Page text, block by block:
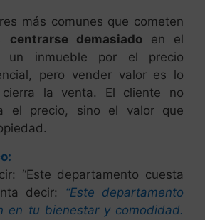
más comunes que cometen
centrarse demasiadoen el
un inmueble por el precio
pero vender valor es lo
cierra la venta. El cliente no
el precio, sino el valor que
“Este departamento cuesta
decir: “Este departamento
en tu bienestar y comodidad.